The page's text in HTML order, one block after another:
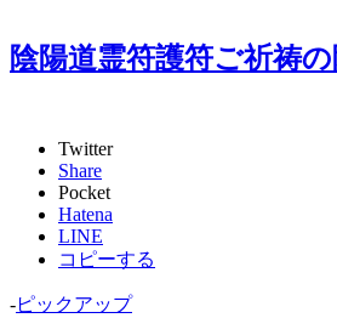
陰陽道霊符護符ご祈祷
Twitter
Share
Pocket
Hatena
LINE
コピーする
-ピックアップ